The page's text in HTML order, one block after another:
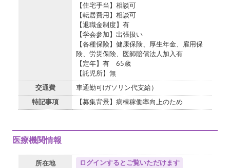
【住宅手当】相談可
【転居費用】相談可
【退職金制度】有
【学会参加】出張扱い
【各種保険】健康保険、厚生年金、雇用保
険、労災保険、医師賠償法人加入有
【定年】有 65歳
【託児所】無
交通費 車通勤可(ガソリン代支給）
特記事項 【募集背景】病棟稼働率向上のため
医療機関情報
所在地 ログインするとご覧いただけます